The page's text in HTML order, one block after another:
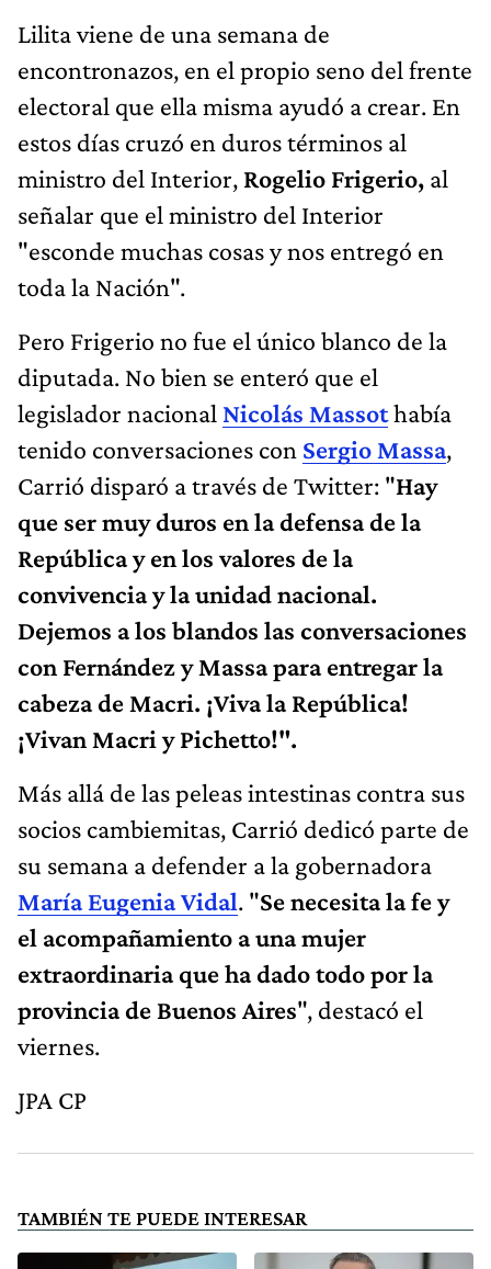
Lilita viene de una semana de
encontronazos, en el propio seno del frente
electoral que ella misma ayudó a crear. En
estos días cruzó en duros términos al
ministro del Interior, Rogelio Frigerio, al
señalar que el ministro del Interior
"esconde muchas cosas y nos entregó en
toda la Nación".
Pero Frigerio no fue el único blanco de la
diputada. No bien se enteró que el
legislador nacional Nicolás Massothabía
tenido conversaciones con Sergio Massa,
Carrió disparó a través de Twitter: "Hay
que ser muy duros en la defensa de la
República y en los valores de la
convivencia y la unidad nacional.
Dejemos a los blandos las conversaciones
con Fernández y Massa para entregar la
cabeza de Macri. ¡Viva la República!
¡Vivan Macri y Pichetto!".
Más allá de las peleas intestinas contra sus
socios cambiemitas, Carrió dedicó parte de
su semana a defender a la gobernadora
María Eugenia Vidal. "Se necesita la fe y
el acompañamiento a una mujer
extraordinaria que ha dado todo por la
provincia de Buenos Aires", destacó el
viernes.
JPA CP
TAMBIÉN TE PUEDE INTERESAR